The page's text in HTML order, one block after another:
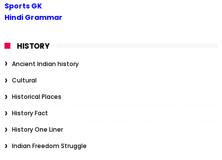
Sports GK
Hindi Grammar
HISTORY
Ancient Indian history
Cultural
Historical Places
History Fact
History One Liner
Indian Freedom Struggle